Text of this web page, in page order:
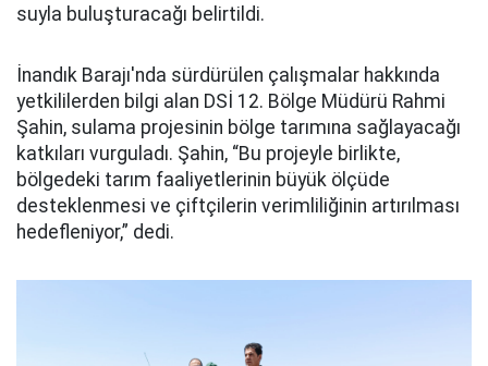
suyla buluşturacağı belirtildi.
İnandık Barajı'nda sürdürülen çalışmalar hakkında
yetkililerden bilgi alan DSİ 12. Bölge Müdürü Rahmi
Şahin, sulama projesinin bölge tarımına sağlayacağı
katkıları vurguladı. Şahin, “Bu projeyle birlikte,
bölgedeki tarım faaliyetlerinin büyük ölçüde
desteklenmesi ve çiftçilerin verimliliğinin artırılması
hedefleniyor,” dedi.